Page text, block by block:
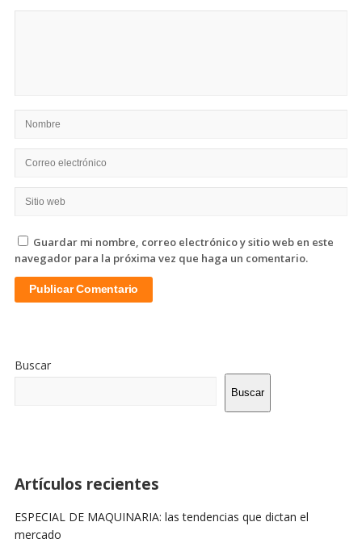
Guardar mi nombre, correo electrónico y sitio web en este
navegador para la próxima vez que haga un comentario.
La
Lateral
Buscar
Buscar
Artículos recientes
ESPECIAL DE MAQUINARIA: las tendencias que dictan el
mercado